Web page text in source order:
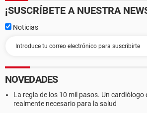
¡SUSCRÍBETE A NUESTRA
Noticias
NOVEDADES
La regla de los 10 mil pasos. Un cardiólogo
realmente necesario para la salud